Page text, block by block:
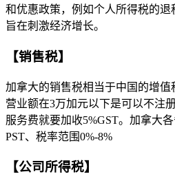
和优惠政策，例如个人所得税的退
旨在刺激经济增长。
【销售税】
加拿大的销售税相当于中国的增
营业额在3万加元以下是可以不注
服务费就要加收5%GST。加拿大
PST、税率范围0%-8%
【公司所得税】